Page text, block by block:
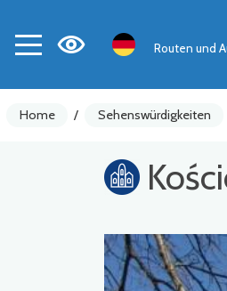
Routen und
Home / Sehenswürdigkeiten